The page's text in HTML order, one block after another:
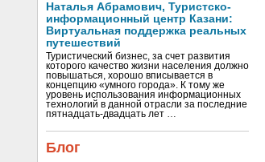
Наталья Абрамович, Туристско-
информационный центр Казани:
Виртуальная поддержка реальных
путешествий
Туристический бизнес, за счет развития
которого качество жизни населения должно
повышаться, хорошо вписывается в
концепцию «умного города». К тому же
уровень использования информационных
технологий в данной отрасли за последние
пятнадцать-двадцать лет …
Блог